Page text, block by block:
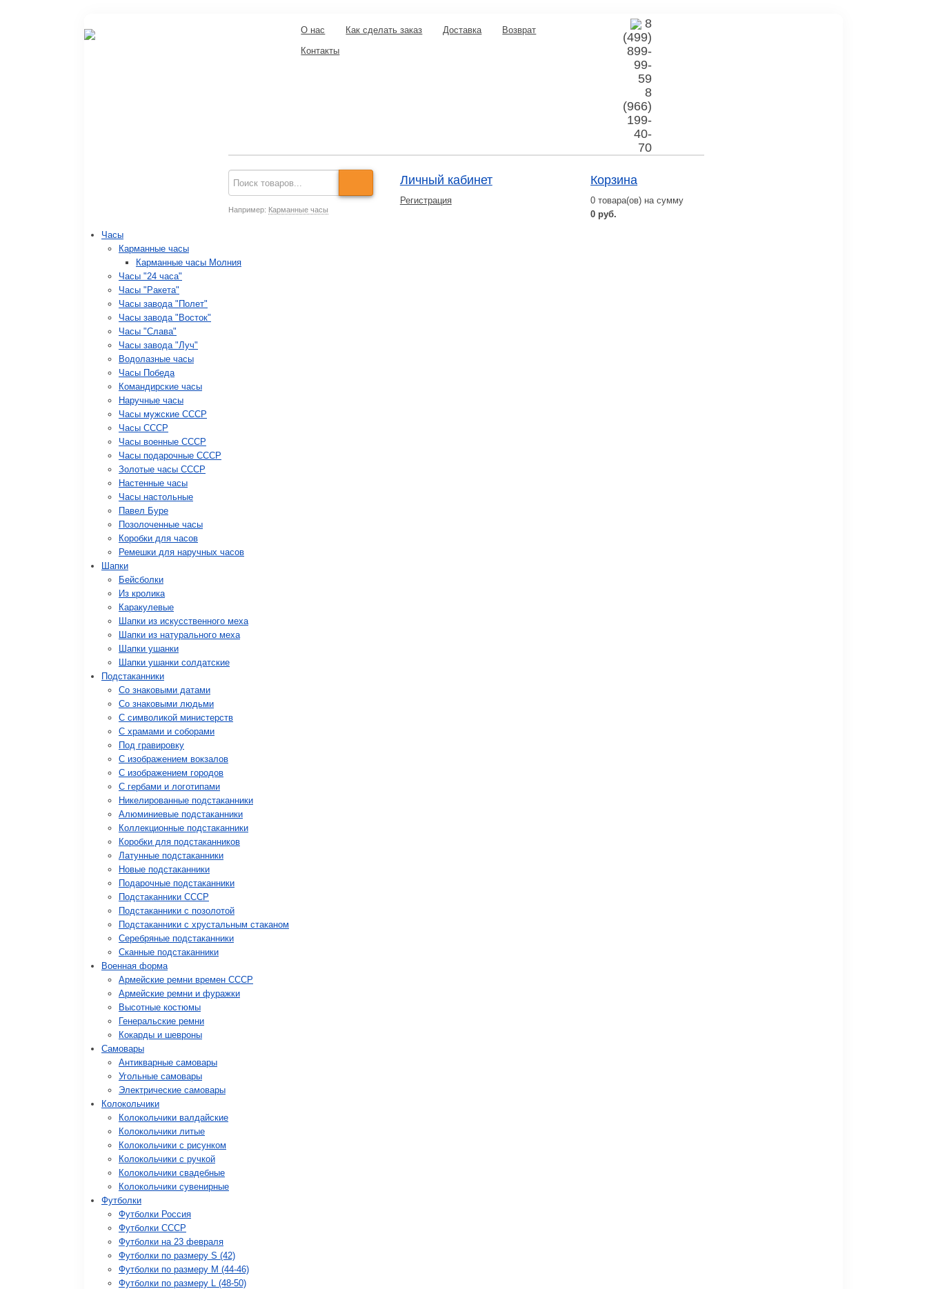
О нас Как сделать заказ Доставка
Возврат
Контакты
8
(499)
899-
99-
59
8
(966)
199-
40-
70
Например: Карманные часы
Личный кабинет
Регистрация
Корзина
0 товара(ов) на сумму
0 руб.
Часы
Карманные часы
Карманные часы Молния
Часы "24 часа"
Часы "Ракета"
Часы завода "Полет"
Часы завода "Восток"
Часы "Слава"
Часы завода "Луч"
Водолазные часы
Часы Победа
Командирские часы
Наручные часы
Часы мужские СССР
Часы СССР
Часы военные СССР
Часы подарочные СССР
Золотые часы СССР
Настенные часы
Часы настольные
Павел Буре
Позолоченные часы
Коробки для часов
Ремешки для наручных часов
Шапки
Бейсболки
Из кролика
Каракулевые
Шапки из искусственного меха
Шапки из натурального меха
Шапки ушанки
Шапки ушанки солдатские
Подстаканники
Со знаковыми датами
Cо знаковыми людьми
C символикой министерств
C храмами и соборами
Под гравировку
С изображением вокзалов
С изображением городов
С гербами и логотипами
Никелированные подстаканники
Алюминиевые подстаканники
Коллекционные подстаканники
Коробки для подстаканников
Латунные подстаканники
Новые подстаканники
Подарочные подстаканники
Подстаканники СССР
Подстаканники с позолотой
Подстаканники с хрустальным стаканом
Серебряные подстаканники
Сканные подстаканники
Военная форма
Армейские ремни времен СССР
Армейские ремни и фуражки
Высотные костюмы
Генеральские ремни
Кокарды и шевроны
Cамовары
Антикварные самовары
Угольные самовары
Электрические самовары
Колокольчики
Колокольчики валдайские
Колокольчики литые
Колокольчики с рисунком
Колокольчики с ручкой
Колокольчики свадебные
Колокольчики сувенирные
Футболки
Футболки Россия
Футболки СССР
Футболки на 23 февраля
Футболки по размеру S (42)
Футболки по размеру М (44-46)
Футболки по размеру L (48-50)